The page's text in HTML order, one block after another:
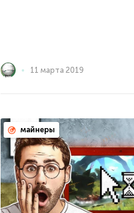
11 марта 2019
майнеры